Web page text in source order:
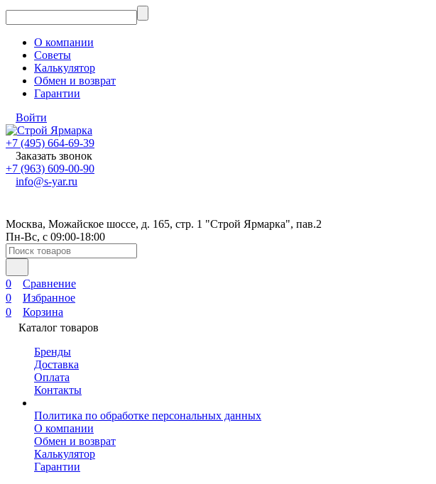
О компании
Советы
Калькулятор
Обмен и возврат
Гарантии
Войти
+7 (495) 664-69-39
Заказать звонок
+7 (963) 609-00-90
info@s-yar.ru
Москва, Можайское шоссе, д. 165, стр. 1 "Строй Ярмарка", пав.2
Пн-Вс, с 09:00-18:00
0
Сравнение
0
Избранное
0
Корзина
Каталог товаров
Бренды
Доставка
Оплата
Контакты
Политика по обработке персональных данных
О компании
Обмен и возврат
Калькулятор
Гарантии